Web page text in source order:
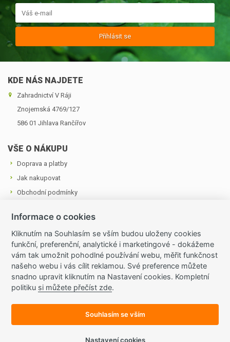
Přihlásit se
KDE NÁS NAJDETE
Zahradnictví V Ráji
Znojemská 4769/127
586 01 Jihlava ­Rančířov
VŠE O NÁKUPU
Doprava a platby
Jak nakupovat
Obchodní podmínky
Ochrana osobních údajů
OZVĚTE SE NÁM
Tel.: +420 724 874 713
E-mail: zahradnictvivraji@seznam.cz
Všechny kontakty
Informace o cookies
Kliknutím na Souhlasím se vším budou uloženy cookies
funkční, preferenční, analytické i marketingové - dokážeme
vám tak umožnit pohodlné používání webu, měřit funkčnost
našeho webu i vás cílit reklamou. Své preference můžete
snadno upravit kliknutím na Nastavení cookies. Kompletní
politiku si můžete přečíst zde.
Souhlasím se vším
Nastavení cookies